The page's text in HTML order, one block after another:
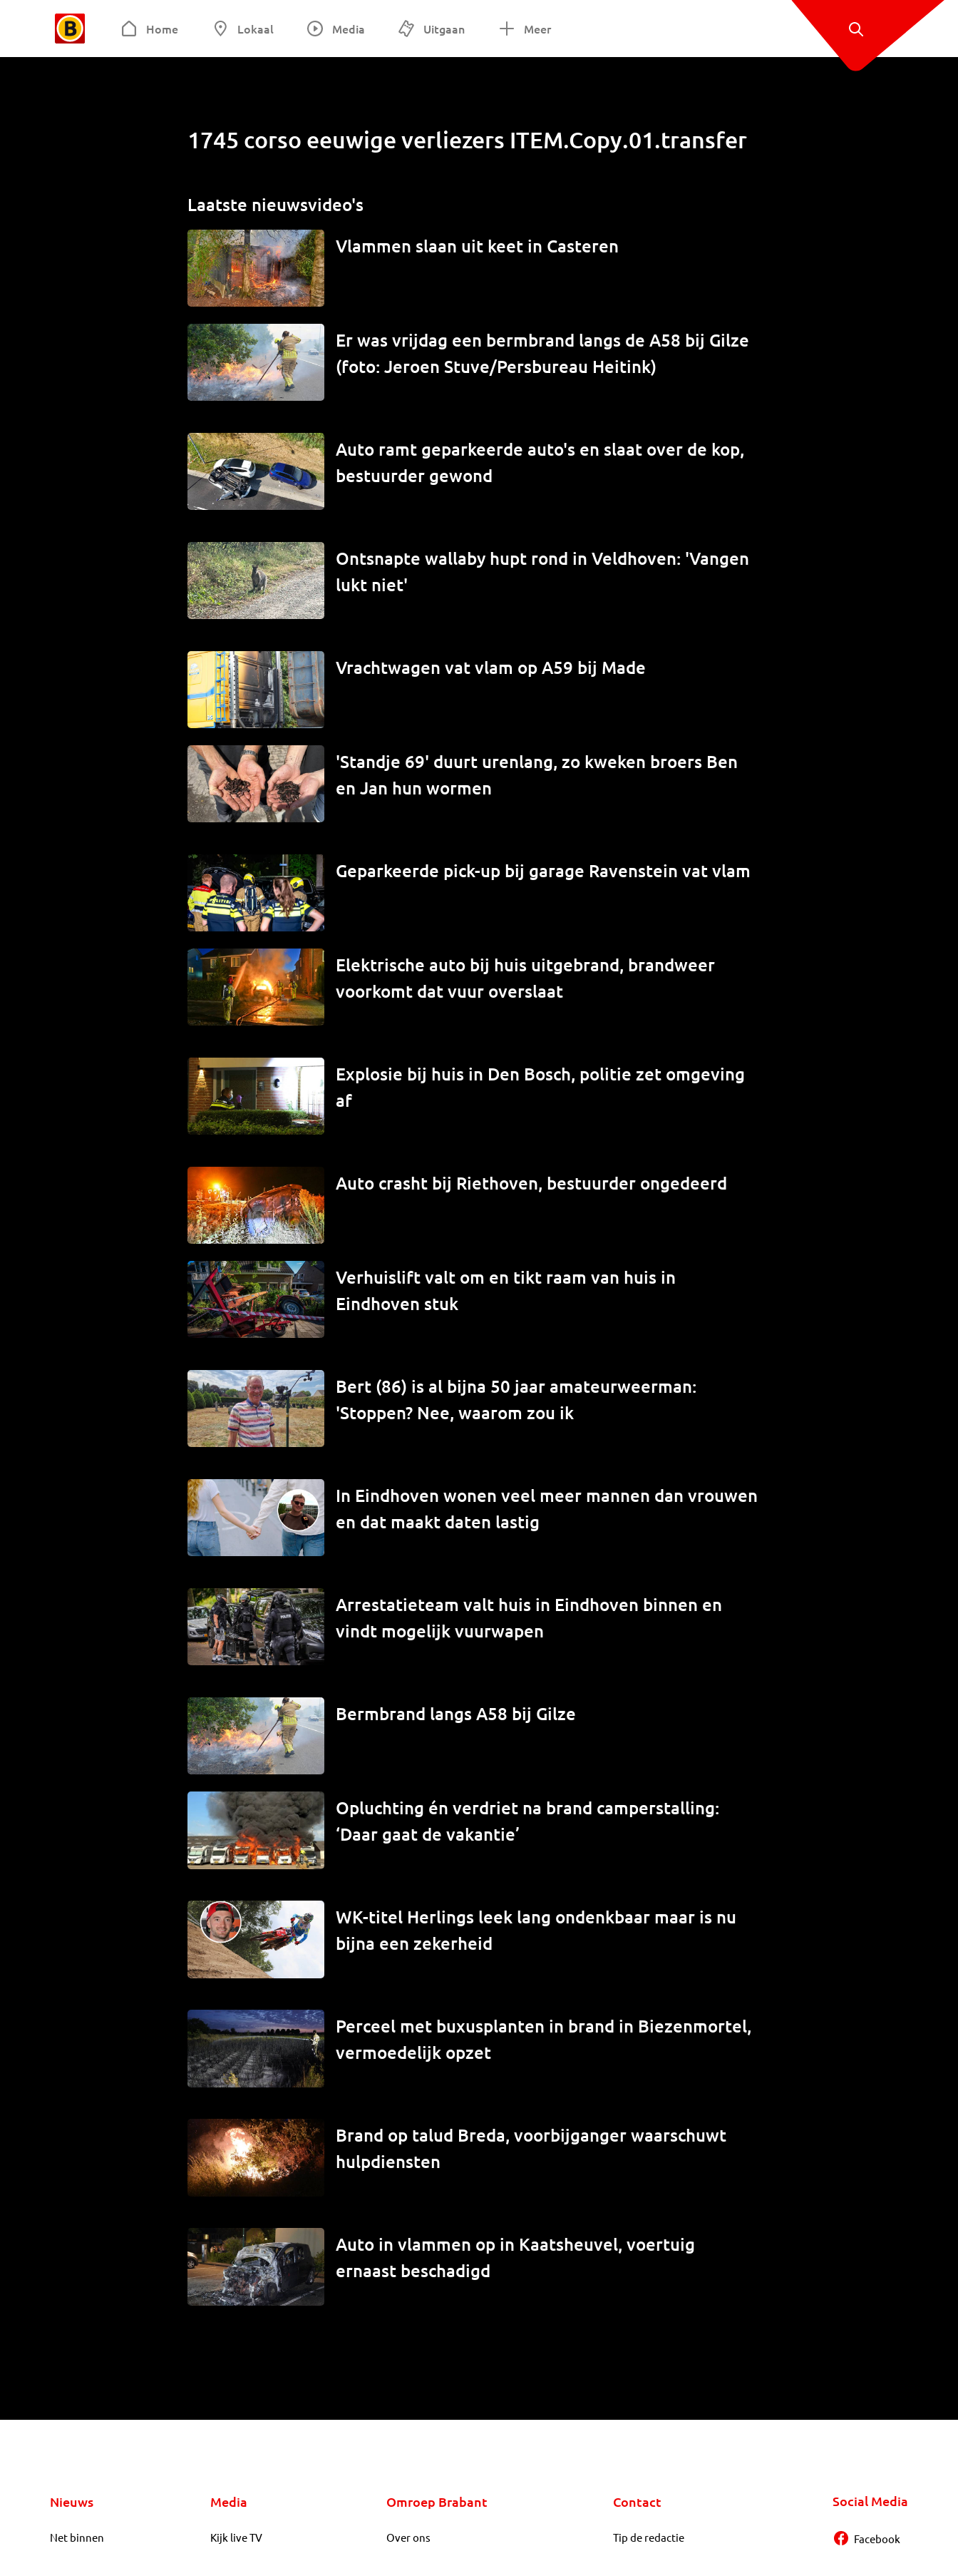
Home Lokaal Media Uitgaan Meer
1745 corso eeuwige verliezers ITEM.Copy.01.transfer
Laatste nieuwsvideo's
Vlammen slaan uit keet in Casteren
Er was vrijdag een bermbrand langs de A58 bij Gilze
(foto: Jeroen Stuve/Persbureau Heitink)
Auto ramt geparkeerde auto's en slaat over de kop,
bestuurder gewond
Ontsnapte wallaby hupt rond in Veldhoven: 'Vangen
lukt niet'
Vrachtwagen vat vlam op A59 bij Made
'Standje 69' duurt urenlang, zo kweken broers Ben
en Jan hun wormen
Geparkeerde pick-up bij garage Ravenstein vat vlam
Elektrische auto bij huis uitgebrand, brandweer
voorkomt dat vuur overslaat
Explosie bij huis in Den Bosch, politie zet omgeving
af
Auto crasht bij Riethoven, bestuurder ongedeerd
Verhuislift valt om en tikt raam van huis in
Eindhoven stuk
Bert (86) is al bijna 50 jaar amateurweerman:
'Stoppen? Nee, waarom zou ik
In Eindhoven wonen veel meer mannen dan vrouwen
en dat maakt daten lastig
Arrestatieteam valt huis in Eindhoven binnen en
vindt mogelijk vuurwapen
Bermbrand langs A58 bij Gilze
Opluchting én verdriet na brand camperstalling:
‘Daar gaat de vakantie’
WK-titel Herlings leek lang ondenkbaar maar is nu
bijna een zekerheid
Perceel met buxusplanten in brand in Biezenmortel,
vermoedelijk opzet
Brand op talud Breda, voorbijganger waarschuwt
hulpdiensten
Auto in vlammen op in Kaatsheuvel, voertuig
ernaast beschadigd
Nieuws
Net binnen
Media
Kijk live TV
Omroep Brabant
Over ons
Contact
Tip de redactie
Social Media
Facebook